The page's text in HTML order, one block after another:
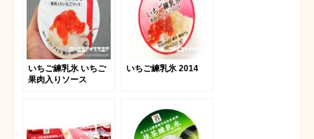
いちご練乳氷 いちご
果肉入りソース
いちご練乳氷 2014